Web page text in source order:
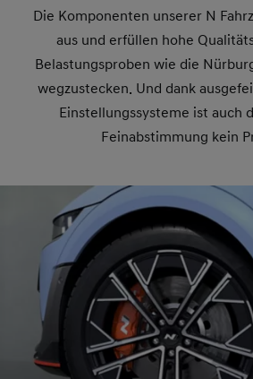
Die Komponenten unserer N
aus und erfüllen hohe
Belastungsproben wie die
wegzustecken. Und dank
Einstellungssysteme ist auch
Feinabstimmung kein